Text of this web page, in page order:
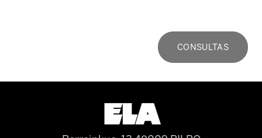
CONSULTAS